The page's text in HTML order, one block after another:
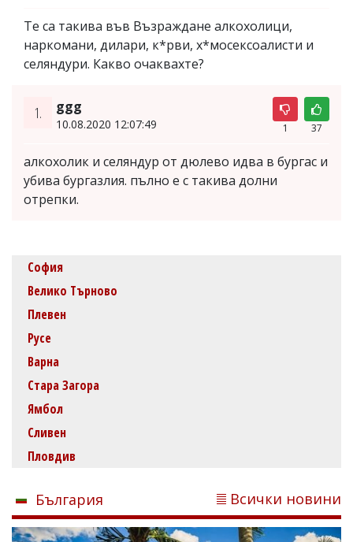
Те са такива във Възраждане алкохолици,
наркомани, дилари, к*рви, х*мосексоалисти и
селяндури. Какво очаквахте?
1. ggg
10.08.2020 12:07:49 1 37
алкохолик и селяндур от дюлево идва в бургас и
убива бургазлия. пълно е с такива долни
отрепки.
София
Велико Търново
Плевен
Русе
Варна
Стара Загора
Ямбол
Сливен
Пловдив
България Всички новини